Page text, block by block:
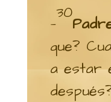
—
30
que?
a estar